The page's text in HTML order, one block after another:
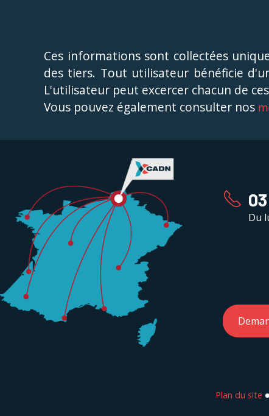
Ces informations sont collectées
des tiers. Tout utilisateur bénéficie
L'utilisateur peut excercer chacun de
Vous pouvez également consulter nos
Du
Plan du site